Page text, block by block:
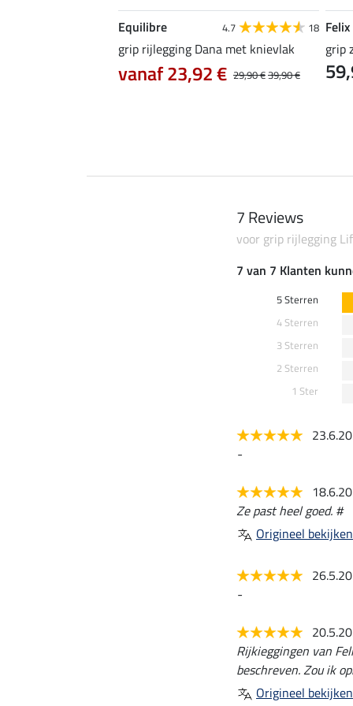
Equilibre 4.7 18
grip rijlegging Dana met knievlak
29,90 €39,90 €
vanaf 23,92 €
grip
7 Reviews
voor grip rijlegging
7 van 7 Klanten
5 Sterren
4 Sterren
3 Sterren
2 Sterren
1 Ster
-
Ze past heel goed. #
Origineel bekijken
-
Rijkieggingen van
beschreven. Zou ik
Origineel bekijken